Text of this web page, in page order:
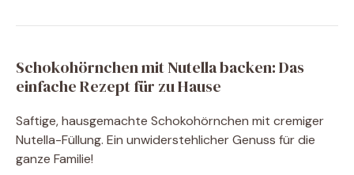
Schokohörnchen mit Nutella backen: Das
einfache Rezept für zu Hause
Saftige, hausgemachte Schokohörnchen mit cremiger
Nutella-Füllung. Ein unwiderstehlicher Genuss für die
ganze Familie!